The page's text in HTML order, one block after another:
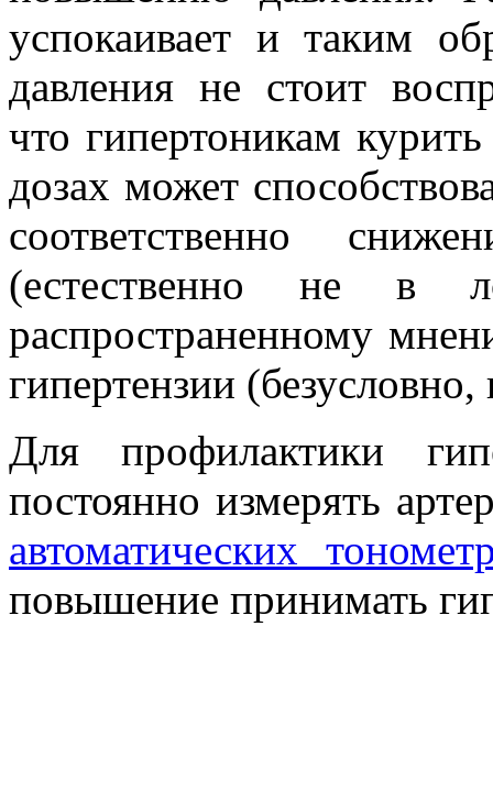
успокаивает и таким
давления не стоит
что гипертоникам
дозах может
соответственно
(естественно не в
распространенному
гипертензии
Для профилактики
постоянно измерять
автоматических
повышение принимать